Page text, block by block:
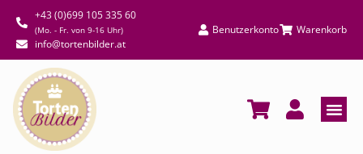
+43 (0)699 105 335 60
(Mo. - Fr. von 9-16 Uhr)
info@tortenbilder.at
Benutzerkonto Warenkorb